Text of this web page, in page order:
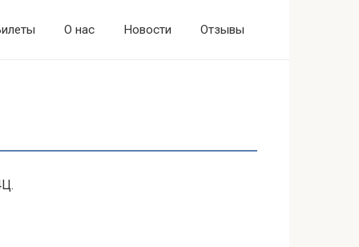
О нас Новости Отзывы